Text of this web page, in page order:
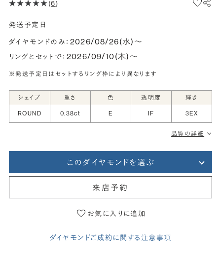
(6)
発送予定日
ダイヤモンドのみ： 2026/08/26(水)〜
リングとセットで： 2026/09/10(木)〜
※発送予定日はセットするリング枠により異なります
シェイプ 重さ 色 透明度 輝き
ROUND 0.38ct E IF 3EX
品質の詳細
このダイヤモンドを選ぶ
来店予約
お気に入りに追加
ダイヤモンドご成約に関する注意事項